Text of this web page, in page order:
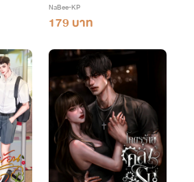
NaBee-KP
179 บาท